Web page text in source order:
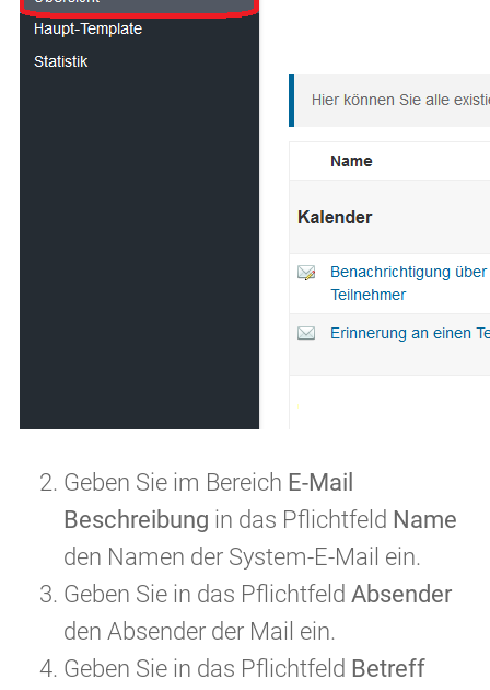
Geben Sie im Bereich E-Mail
Beschreibung in das Pflichtfeld Name
den Namen der System-E-Mail ein.
Geben Sie in das Pflichtfeld Absender
den Absender der Mail ein.
Geben Sie in das Pflichtfeld Betreff